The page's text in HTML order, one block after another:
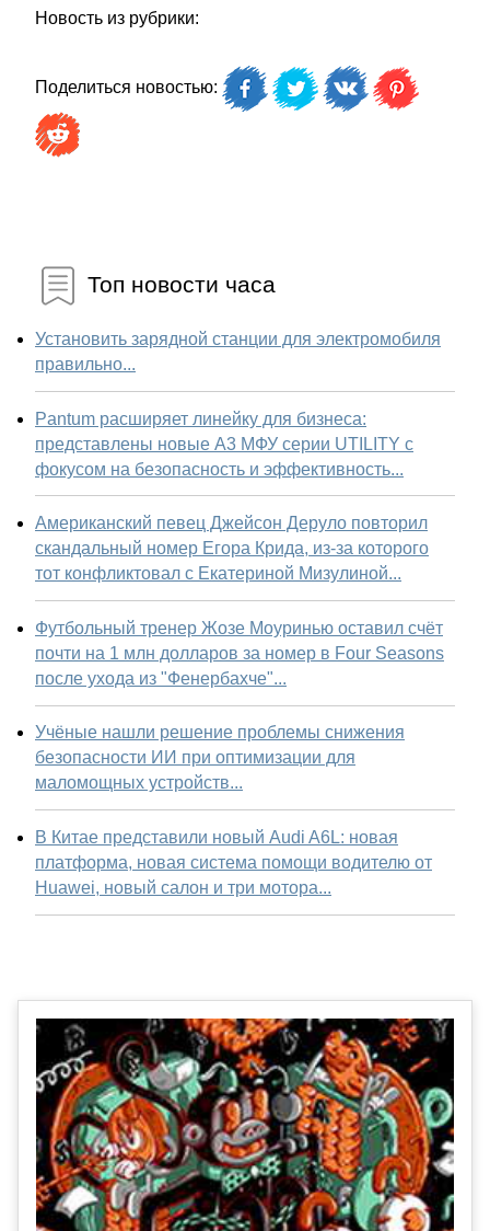
Новость из рубрики:
Поделиться новостью:
Топ новости часа
Установить зарядной станции для электромобиля
правильно...
Pantum расширяет линейку для бизнеса:
представлены новые А3 МФУ серии UTILITY с
фокусом на безопасность и эффективность...
Американский певец Джейсон Деруло повторил
скандальный номер Егора Крида, из-за которого
тот конфликтовал с Екатериной Мизулиной...
Футбольный тренер Жозе Моуринью оставил счёт
почти на 1 млн долларов за номер в Four Seasons
после ухода из "Фенербахче"...
Учёные нашли решение проблемы снижения
безопасности ИИ при оптимизации для
маломощных устройств...
В Китае представили новый Audi A6L: новая
платформа, новая система помощи водителю от
Huawei, новый салон и три мотора...